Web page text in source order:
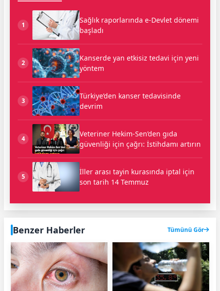
1
Sağlık raporlarında e-Devlet dönemi
başladı
2
Kanserde yan etkisiz tedavi için yeni
yöntem
3
Türkiye’den kanser tedavisinde
devrim
4
Veteriner Hekim-Sen’den gıda
güvenliği için çağrı: İstihdamı artırın
5
İller arası tayin kurasında iptal için
son tarih 14 Temmuz
Benzer Haberler Tümünü Gör